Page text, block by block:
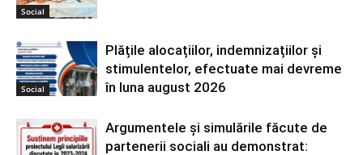
Social
Social
Plățile alocațiilor, indemnizațiilor și
stimulentelor, efectuate mai devreme
în luna august 2026
Argumentele și simulările făcute de
partenerii sociali au demonstrat: